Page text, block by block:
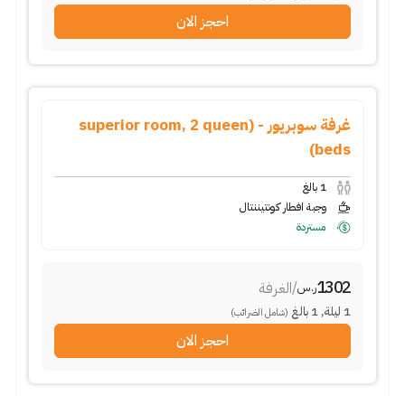
احجز الان
غرفة سوبريور - (superior room, 2 queen
beds)
1 بالغ
وجبة افطار كونتيننتال
مستردة
1302ر.س/الغرفة
1 ليلة,
1 بالغ (شامل الضرائب)
احجز الان